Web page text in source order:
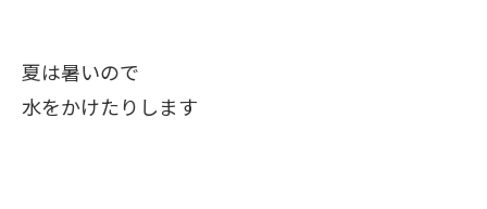
夏は暑いので
水をかけたりします